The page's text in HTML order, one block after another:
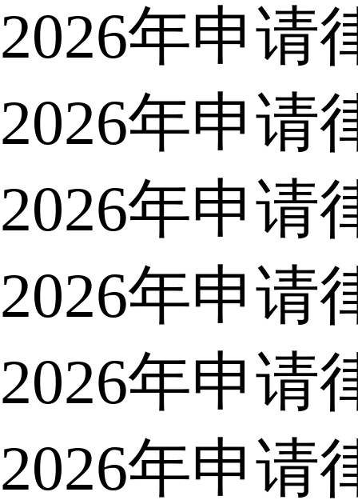
2026年申请
2026年申请
2026年申请
2026年申请
2026年申请
2026年申请